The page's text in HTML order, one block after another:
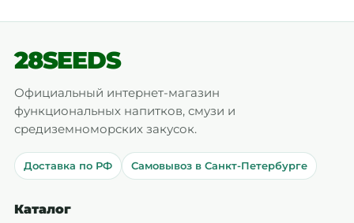
28SEEDS
Официальный интернет-магазин
функциональных напитков, смузи и
средиземноморских закусок.
Доставка по РФ Самовывоз в Санкт-Петербурге
Каталог